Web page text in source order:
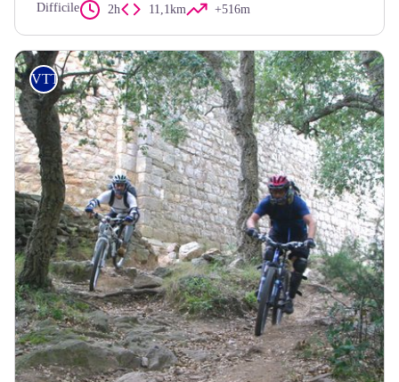
Difficile 2h 11,1km +516m
VTT